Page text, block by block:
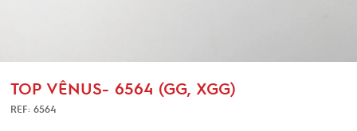
TOP VÊNUS- 6564 (GG, XGG)
REF: 6564